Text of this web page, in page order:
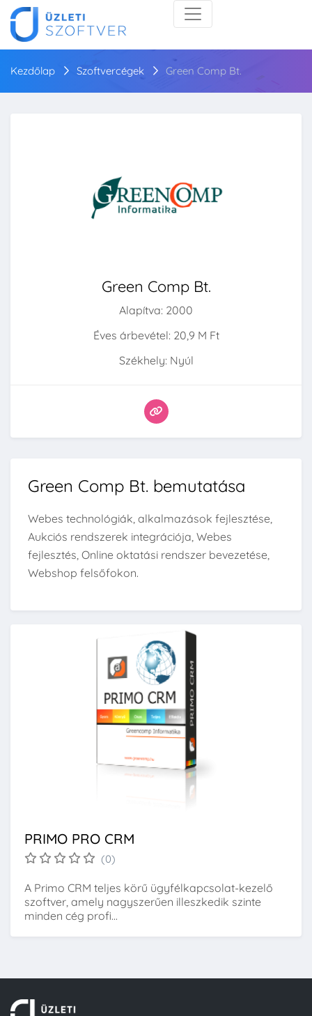
Kezdőlap Szoftvercégek Green Comp Bt.
Green Comp Bt.
Alapítva: 2000
Éves árbevétel: 20,9 M Ft
Székhely: Nyúl
Green Comp Bt. bemutatása
Webes technológiák, alkalmazások fejlesztése,
Aukciós rendszerek integrációja, Webes
fejlesztés, Online oktatási rendszer bevezetése,
Webshop felsőfokon.
PRIMO PRO CRM
(0)
A Primo CRM teljes körű ügyfélkapcsolat-kezelő
szoftver, amely nagyszerűen illeszkedik szinte
minden cég profi...